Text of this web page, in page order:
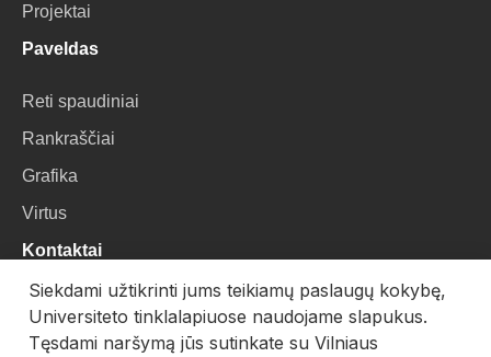
Projektai
Paveldas
Reti spaudiniai
Rankraščiai
Grafika
Virtus
Kontaktai
VU Biblioteka
Universiteto g. 3, LT-01122, Vilnius
Siekdami užtikrinti jums teikiamų paslaugų kokybę,
Universiteto tinklalapiuose naudojame slapukus.
Tęsdami naršymą jūs sutinkate su Vilniaus